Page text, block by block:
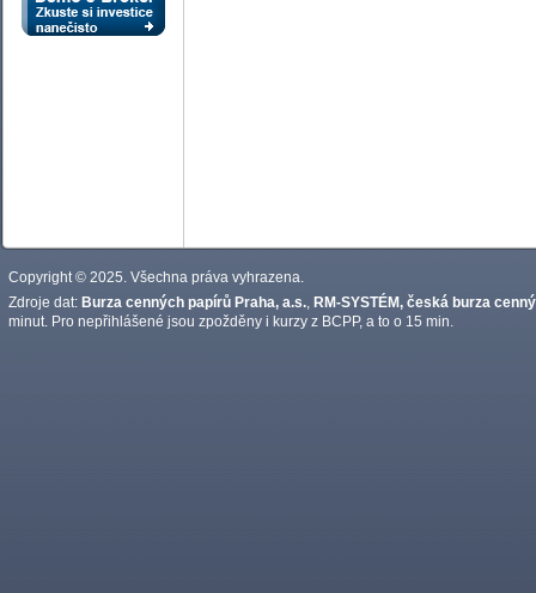
Copyright © 2025. Všechna práva vyhrazena.
Zdroje dat: Burza cenných papírů Praha, a.s. RM-SYSTÉM, česká burza
minut. Pro nepřihlášené jsou zpožděny i kurzy z BCPP, a to o 15 min.